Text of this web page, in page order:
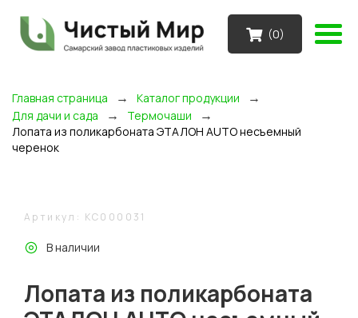
(0)
Главная страница → Каталог продукции →
Для дачи и сада → Термочаши →
Лопата из поликарбоната ЭТАЛОН AUTO несъемный
черенок
Артикул: KC000031
В наличии
Лопата из поликарбоната